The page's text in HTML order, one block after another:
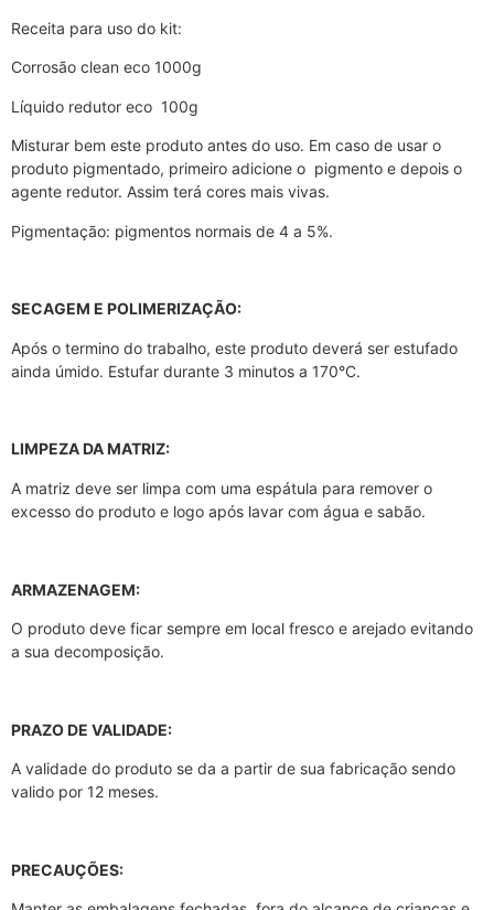
Receita para uso do kit:
Corrosão clean eco 1000g
Líquido redutor eco 100g
Misturar bem este produto antes do uso. Em caso de usar o
produto pigmentado, primeiro adicione o pigmento e depois o
agente redutor. Assim terá cores mais vivas.
Pigmentação: pigmentos normais de 4 a 5%.
SECAGEM E POLIMERIZAÇÃO:
Após o termino do trabalho, este produto deverá ser estufado
ainda úmido. Estufar durante 3 minutos a 170°C.
LIMPEZA DA MATRIZ:
A matriz deve ser limpa com uma espátula para remover o
excesso do produto e logo após lavar com água e sabão.
ARMAZENAGEM:
O produto deve ficar sempre em local fresco e arejado evitando
a sua decomposição.
PRAZO DE VALIDADE:
A validade do produto se da a partir de sua fabricação sendo
valido por 12 meses.
PRECAUÇÕES: